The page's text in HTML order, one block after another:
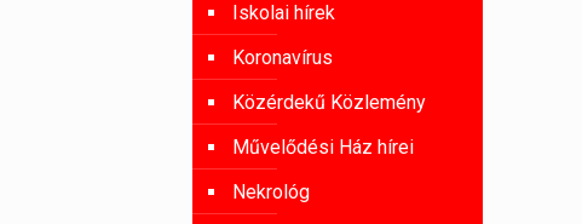
Iskolai hírek
Koronavírus
Közérdekű Közlemény
Művelődési Ház hírei
Nekrológ